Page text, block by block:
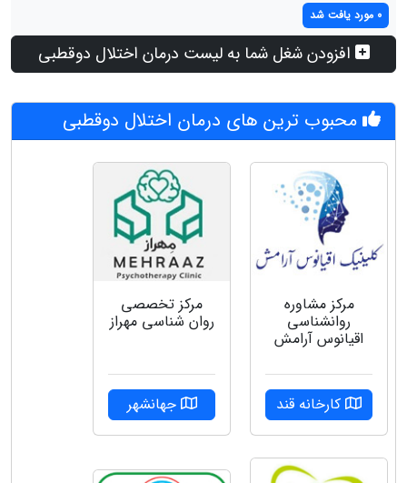
0 مورد یافت شد
افزودن شغل شما به لیست درمان اختلال دوقطبی
محبوب ترین های درمان اختلال دوقطبی
مرکز مشاوره
روانشناسی
اقیانوس آرامش
کارخانه قند
مرکز تخصصی
روان شناسی مهراز
جهانشهر